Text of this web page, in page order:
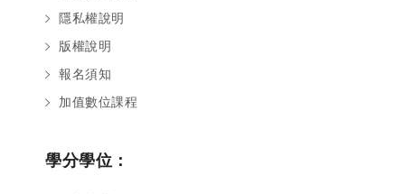
隱私權說明
版權說明
報名須知
加值數位課程
學分學位：